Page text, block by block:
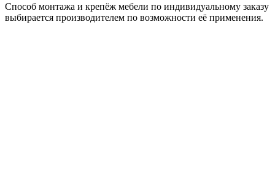
Способ монтажа и крепёж мебели по индивидуальному заказу
выбирается производителем по возможности её применения.